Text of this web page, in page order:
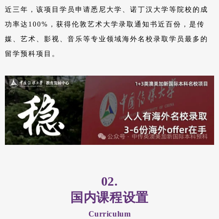
近三年，该项目学员申请悉尼大学、诺丁汉大学等院校的成
功率达100%，获得伦敦艺术大学录取通知书近百份，是传
媒、艺术、影视、音乐等专业领域海外名校录取学员最多的
留学预科项目。
02.
国内课程设置
Curriculum